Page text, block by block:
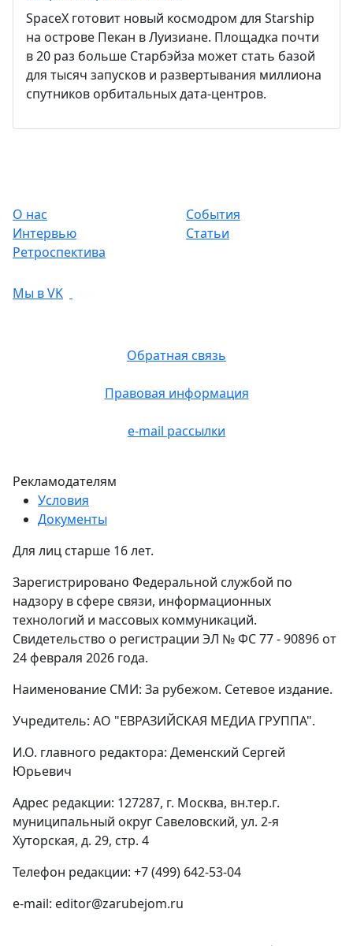
SpaceX готовит новый космодром для Starship
на острове Пекан в Луизиане. Площадка почти
в 20 раз больше Старбэйза может стать базой
для тысяч запусков и развертывания миллиона
спутников орбитальных дата-центров.
О нас
События
Интервью
Статьи
Ретроспектива
Мы в VK
Рекламодателям
Условия
Документы
Обратная связь
Правовая информация
e-mail рассылки
Для лиц старше 16 лет.
Зарегистрировано Федеральной службой по
надзору в сфере связи, информационных
технологий и массовых коммуникаций.
Свидетельство о регистрации ЭЛ № ФС 77 - 90896 от
24 февраля 2026 года.
Наименование СМИ: За рубежом. Сетевое издание.
Учредитель: АО "ЕВРАЗИЙСКАЯ МЕДИА ГРУППА".
И.О. главного редактора: Деменский Сергей
Юрьевич
Адрес редакции: 127287, г. Москва, вн.тер.г.
муниципальный округ Савеловский, ул. 2-я
Хуторская, д. 29, стр. 4
Телефон редакции: +7 (499) 642-53-04
e-mail: editor@zarubejom.ru